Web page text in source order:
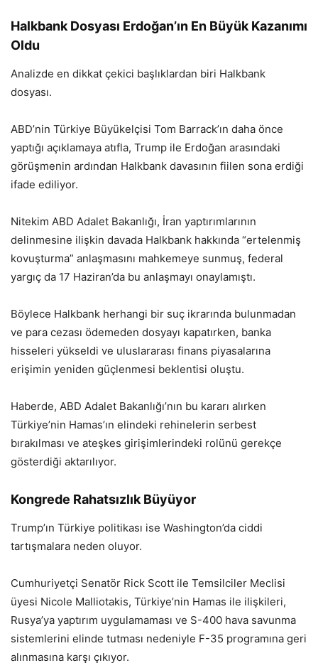
Halkbank Dosyası Erdoğan’ın En Büyük Kazanımı
Oldu
Analizde en dikkat çekici başlıklardan biri Halkbank
dosyası.
ABD’nin Türkiye Büyükelçisi Tom Barrack’ın daha önce
yaptığı açıklamaya atıfla, Trump ile Erdoğan arasındaki
görüşmenin ardından Halkbank davasının fiilen sona erdiği
ifade ediliyor.
Nitekim ABD Adalet Bakanlığı, İran yaptırımlarının
delinmesine ilişkin davada Halkbank hakkında “ertelenmiş
kovuşturma” anlaşmasını mahkemeye sunmuş, federal
yargıç da 17 Haziran’da bu anlaşmayı onaylamıştı.
Böylece Halkbank herhangi bir suç ikrarında bulunmadan
ve para cezası ödemeden dosyayı kapatırken, banka
hisseleri yükseldi ve uluslararası finans piyasalarına
erişimin yeniden güçlenmesi beklentisi oluştu.
Haberde, ABD Adalet Bakanlığı’nın bu kararı alırken
Türkiye’nin Hamas’ın elindeki rehinelerin serbest
bırakılması ve ateşkes girişimlerindeki rolünü gerekçe
gösterdiği aktarılıyor.
Kongrede Rahatsızlık Büyüyor
Trump’ın Türkiye politikası ise Washington’da ciddi
tartışmalara neden oluyor.
Cumhuriyetçi Senatör Rick Scott ile Temsilciler Meclisi
üyesi Nicole Malliotakis, Türkiye’nin Hamas ile ilişkileri,
Rusya’ya yaptırım uygulamaması ve S-400 hava savunma
sistemlerini elinde tutması nedeniyle F-35 programına geri
alınmasına karşı çıkıyor.